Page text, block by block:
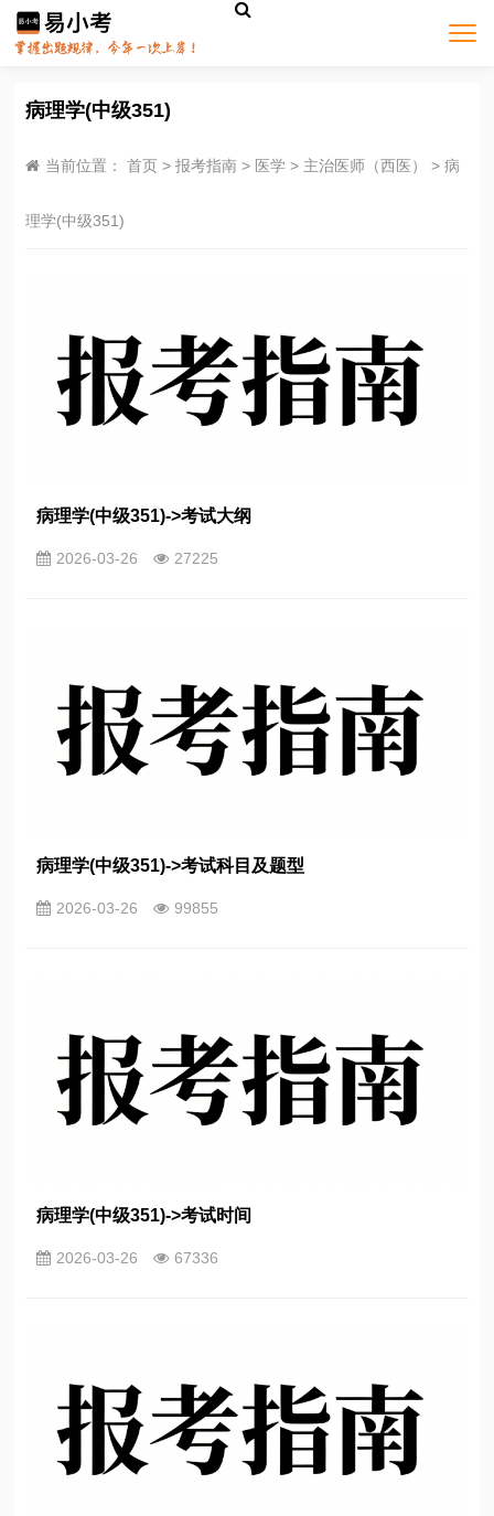
病理学(中级351)
当前位置： 首页 >报考指南 > 医学 > 主治医师（西医） >病
理学(中级351)
病理学(中级351)->考试大纲
2026-03-26 27225
病理学(中级351)->考试科目及题型
2026-03-26 99855
病理学(中级351)->考试时间
2026-03-26 67336